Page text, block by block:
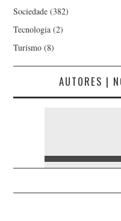
Sociedade (382)
Tecnologia (2)
Turismo (8)
AUTORES |